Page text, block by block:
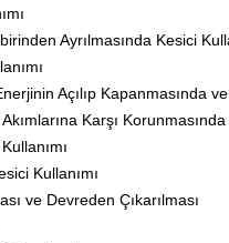
Ayrılmasında Kesici
Açılıp Kapanmasında
Karşı
Kullanımı
ve Devreden Çıkarılması